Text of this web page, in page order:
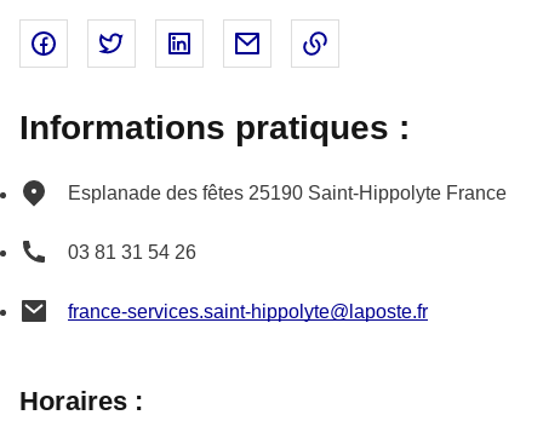
Partager sur Facebook - nouvelle fenêtre
Partager sur Twitter - nouvelle fenêtre
Partager sur Linked In - nouvelle
Partager par email - nouvelle
Informations pratiques :
Esplanade des fêtes 25190 Saint-Hippolyte France
03 81 31 54 26
france-services.saint-hippolyte@laposte.fr
Horaires :